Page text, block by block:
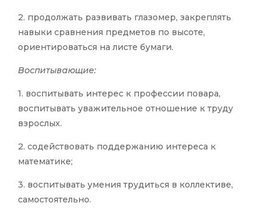
2. продолжать развивать глазомер, закреплять
навыки сравнения предметов по высоте,
ориентироваться на листе бумаги.
Воспитывающие:
1. воспитывать интерес к профессии повара,
воспитывать уважительное отношение к труду
взрослых.
2. содействовать поддержанию интереса к
математике;
3. воспитывать умения трудиться в коллективе,
самостоятельно.